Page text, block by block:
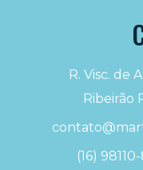
R. Visc. de
Ribeirão
(16)